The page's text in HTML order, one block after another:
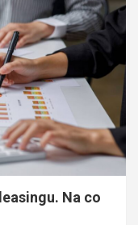
Na co